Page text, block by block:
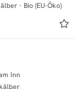
· Bio (EU-Öko)
Inn